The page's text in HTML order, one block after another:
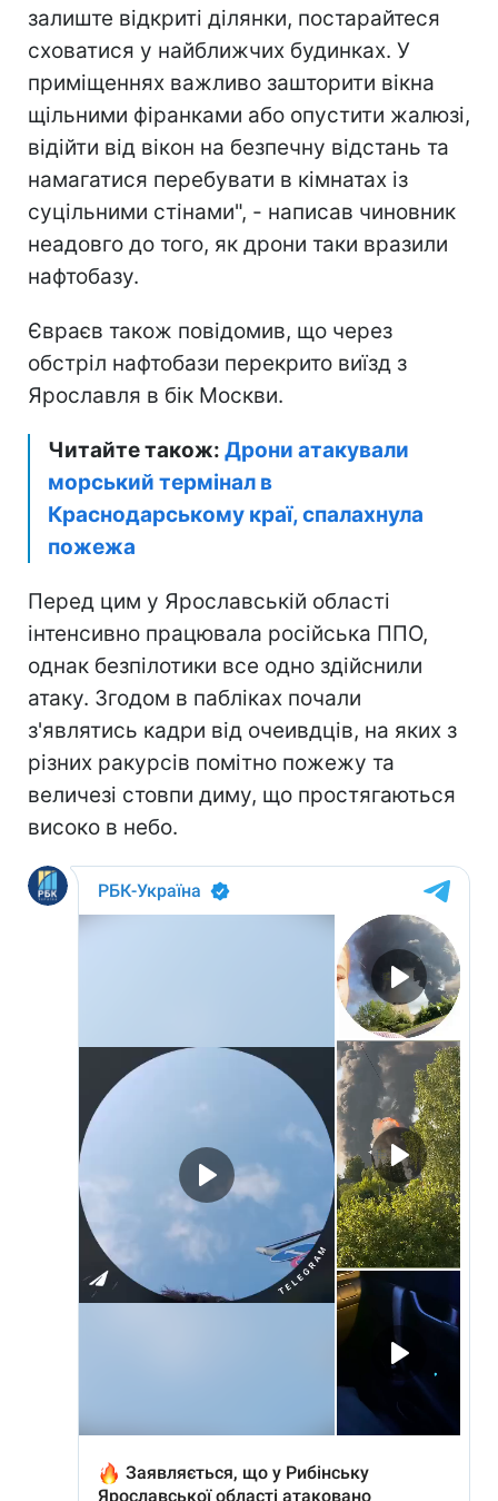
залиште відкриті ділянки, постарайтеся
сховатися у найближчих будинках. У
приміщеннях важливо зашторити вікна
щільними фіранками або опустити жалюзі,
відійти від вікон на безпечну відстань та
намагатися перебувати в кімнатах із
суцільними стінами", - написав чиновник
неадовго до того, як дрони таки вразили
нафтобазу.
Євраєв також повідомив, що через
обстріл нафтобази перекрито виїзд з
Ярославля в бік Москви.
Читайте також: Дрони атакували
морський термінал в
Краснодарському краї, спалахнула
пожежа
Перед цим у Ярославській області
інтенсивно працювала російська ППО,
однак безпілотики все одно здійснили
атаку. Згодом в пабліках почали
з'являтись кадри від очеивдців, на яких з
різних ракурсів помітно пожежу та
величезі стовпи диму, що простягаються
високо в небо.